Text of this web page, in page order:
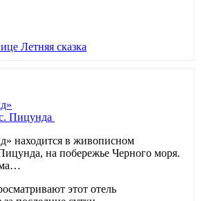
Летняя сказка
Пицунда
находится в живописном
на побережье Черного моря.
этот отель